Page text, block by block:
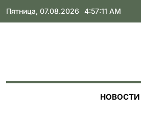
Skip
Пятница, 07.08.2026 4:57:12 AM
НОВОСТИ